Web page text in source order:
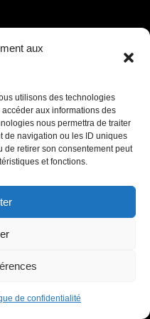
aux
utilisons des technologies
aux informations des
nous permettra de traiter
de navigation ou les ID uniques
de retirer son consentement peut
et fonctions.
de confidentialité
Apt16 - 83250 LA
WordPress